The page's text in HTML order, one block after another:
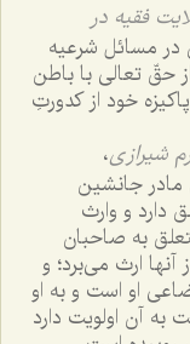
فقیه در
در مسائل شرعیه
حقّ تعالى با باطن
خود از کدورتِ
شیرازی،
جانشين
دارد و وارث
به صاحبان
ارث می‌برد؛ و
او است و به او
آن اولويت دارد